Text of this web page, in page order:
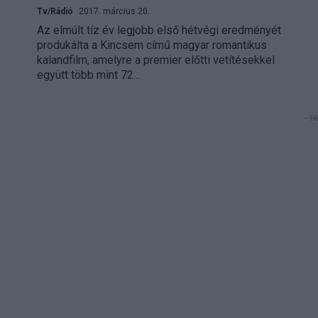
Tv/Rádió 2017. március 20.
Az elmúlt tíz év legjobb első hétvégi eredményét
produkálta a Kincsem című magyar romantikus
kalandfilm, amelyre a premier előtti vetítésekkel
együtt több mint 72...
-